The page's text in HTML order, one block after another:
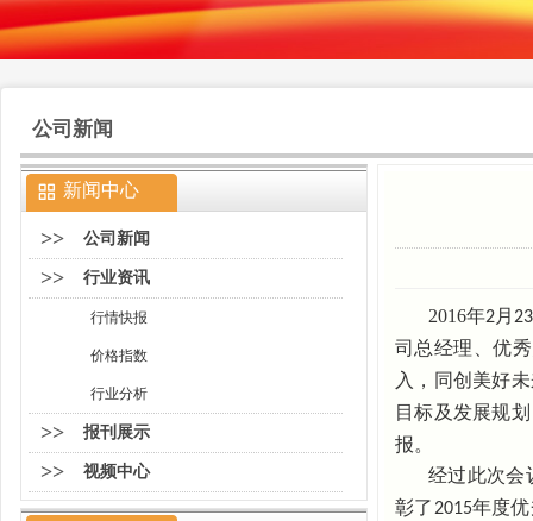
公司新闻
新闻中心
>> 公司新闻
>> 行业资讯
行情快报
价格指数
行业分析
>> 报刊展示
>> 视频中心
2016年2月
司总经理、优
入，同创美好
目标及发展规划
报。
经过此次会
彰了 2015年度